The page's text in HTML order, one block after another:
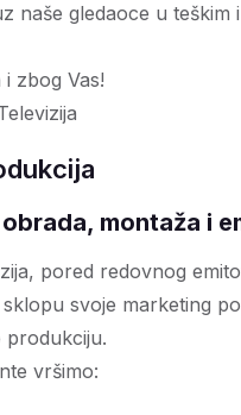
naše gledaoce u teškim
zbog Vas!
montaža i
pored redovnog
svoje marketing
produkciju.
vršimo: